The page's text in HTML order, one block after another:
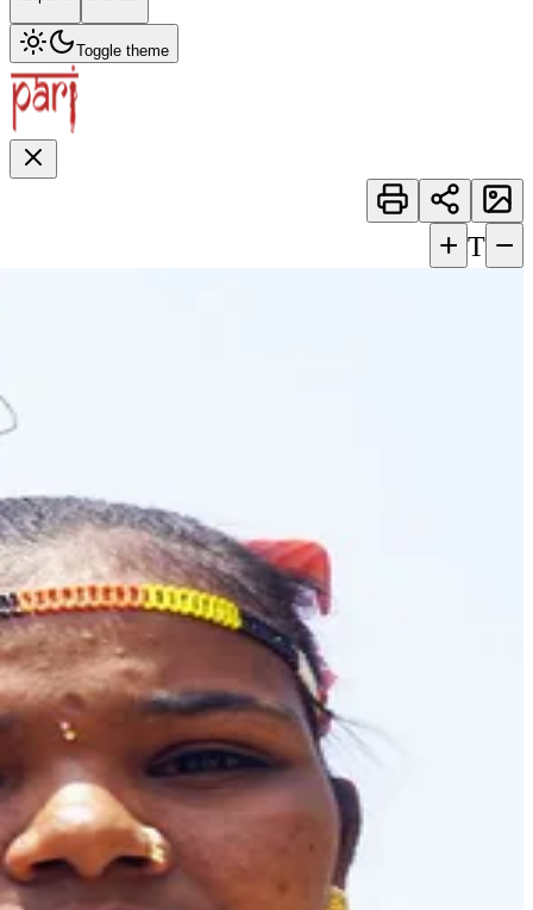
Toggle theme
−
T
+